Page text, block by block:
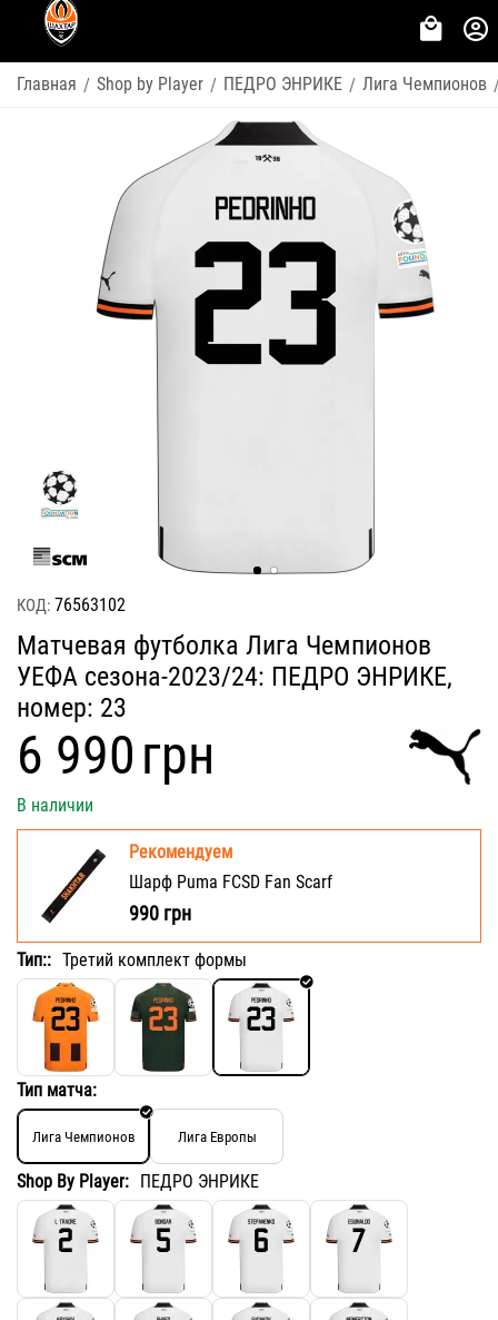
Главная / Shop by Player / ПЕДРО ЭНРИКЕ / Лига Чемпионов
КОД: 76563102
Матчевая футболка Лига Чемпионов
УЕФА сезона-2023/24: ПЕДРО ЭНРИКЕ,
номер: 23
‍6 990‍грн
В наличии
Рекомендуем
Шарф Puma FCSD Fan Scarf
990 грн
Тип:: Третий комплект формы
Тип матча:
Лига Чемпионов Лига Европы
Shop By Player: ПЕДРО ЭНРИКЕ